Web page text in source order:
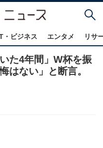
・ビジネス エンタメ リサ
た4年間」W杯を振
はない」と断言。